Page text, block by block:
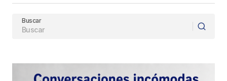
Buscar